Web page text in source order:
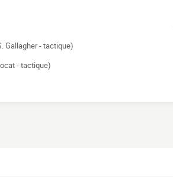
Gallagher - tactique)
- tactique)